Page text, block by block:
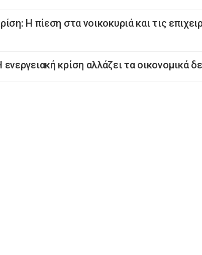
Η πίεση στα νοικοκυριά και τις
κρίση αλλάζει τα οικονομικά